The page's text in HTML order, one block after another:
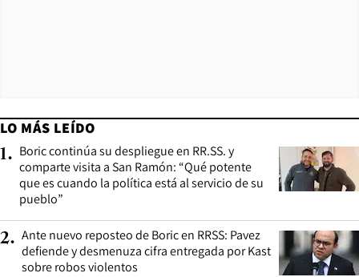
LO MÁS LEÍDO
1. Boric continúa su despliegue en RR.SS. y
comparte visita a San Ramón: “Qué potente
que es cuando la política está al servicio de su
pueblo”
2. Ante nuevo reposteo de Boric en RRSS: Pavez
defiende y desmenuza cifra entregada por Kast
sobre robos violentos